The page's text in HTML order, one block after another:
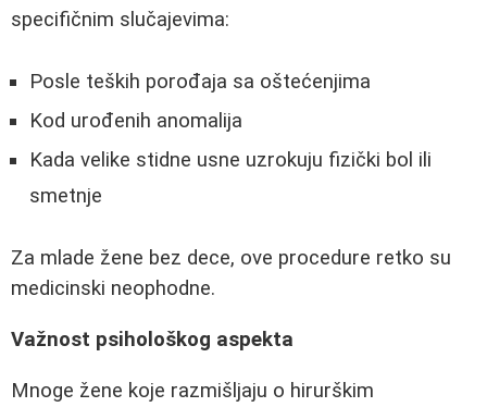
specifičnim slučajevima:
Posle teških porođaja sa oštećenjima
Kod urođenih anomalija
Kada velike stidne usne uzrokuju fizički bol ili
smetnje
Za mlade žene bez dece, ove procedure retko su
medicinski neophodne.
Važnost psihološkog aspekta
Mnoge žene koje razmišljaju o hirurškim